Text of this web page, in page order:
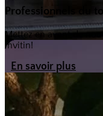
Professionnels du
Mettez en avant de
invitin!
En savoir plus